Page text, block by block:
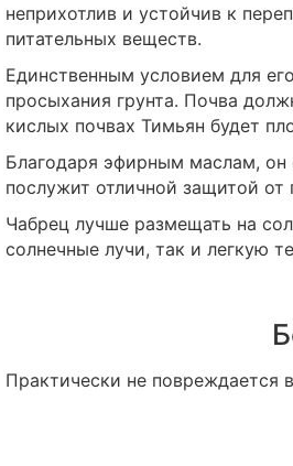
неприхотлив и устойчив к
питательных веществ.
Единственным условием для
просыхания грунта. Почва
кислых почвах Тимьян будет
Благодаря эфирным маслам, он
послужит отличной защитой от
Чабрец лучше размещать на
солнечные лучи, так и легкую
Практически не повреждается